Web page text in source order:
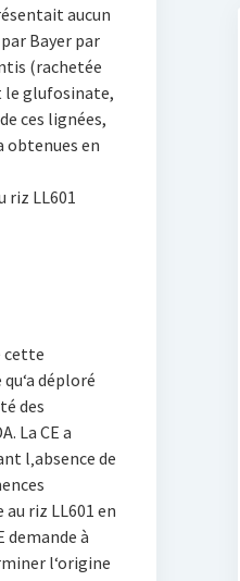
aucun
Bayer par
(rachetée
le glufosinate,
ces lignées,
obtenues en
riz LL601
cette
déploré
des
La CE a
l‚absence de
riz LL601 en
demande à
l‘origine